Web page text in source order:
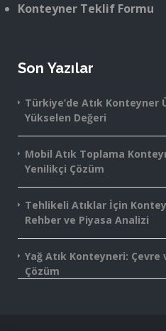
Konteyner Teklif Formu
Son Yazılar
Türkiye’de Atık Konteyner
Yükselen Değeri
Mobil Atık Toplama
Yenilikçi Çözüm
Tehlikeli Atıklar İçin
Rehber ve Piyasa Analizi
Yağ Atık Konteyneri: Çevre
Çözüm